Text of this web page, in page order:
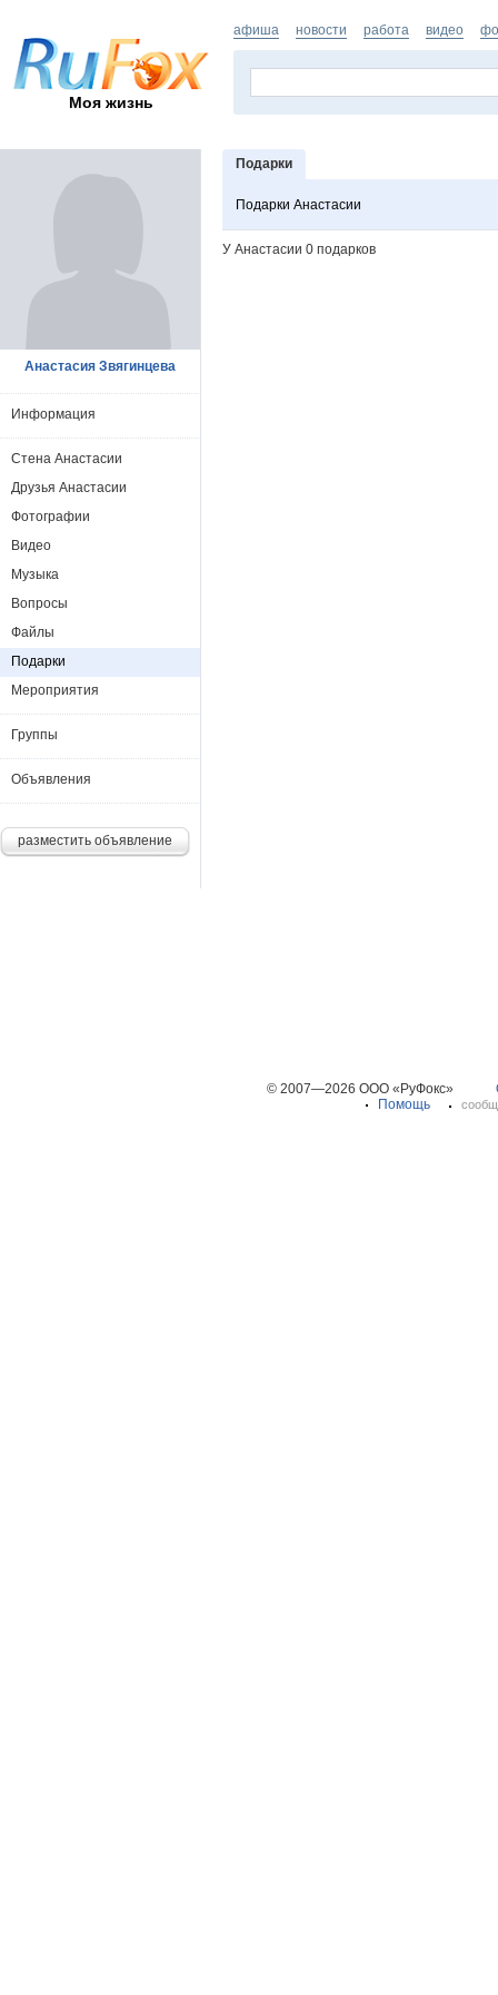
Моя жизнь
афиша новости работа видео
Подарки
Подарки Анастасии
У Анастасии 0 подарков
Анастасия Звягинцева
Информация
Стена Анастасии
Друзья Анастасии
Фотографии
Видео
Музыка
Вопросы
Файлы
Подарки
Мероприятия
Группы
Объявления
разместить объявление
© 2007—2026 ООО «РуФокс»
Помощь